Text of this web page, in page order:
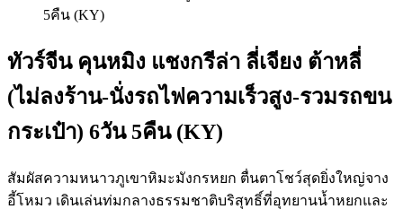
ทัวร์จีน คุนหมิง แชงกรีล่า ลี่เจียง ต้าหลี่
(ไม่ลงร้าน-นั่งรถไฟความเร็วสูง-รวมรถขน
กระเป๋า) 6วัน 5คืน (KY)
สัมผัสความหนาวภูเขาหิมะมังกรหยก ตื่นตาโชว์สุดยิ่งใหญ่จาง
อี้โหมว เดินเล่นท่มกลางธรรมชาติบริสุทธิ์ที่อุทยานน้ำหยกและ